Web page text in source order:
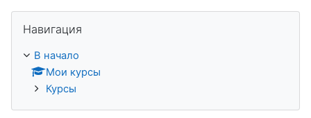
Навигация
В начало
Мои курсы
Курсы